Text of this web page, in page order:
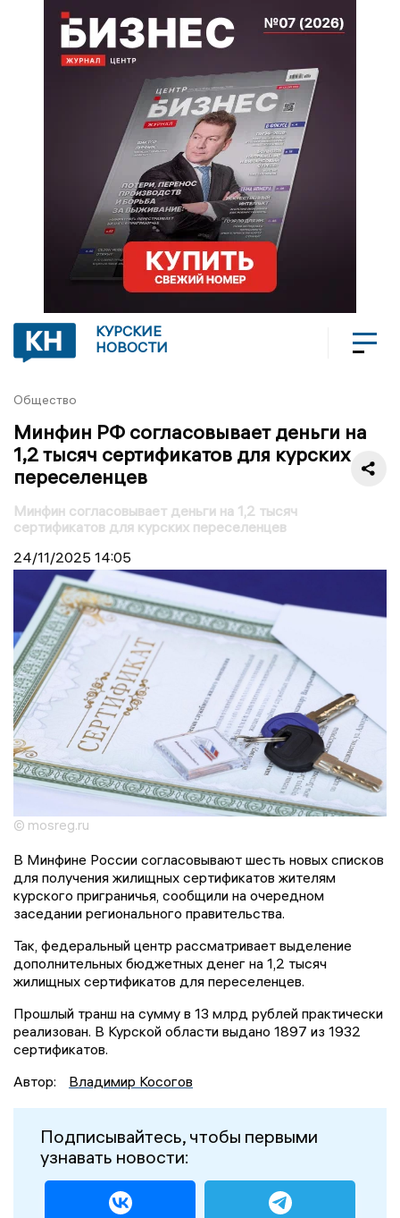
КУРСКИЕ
НОВОСТИ
Общество
Минфин РФ согласовывает деньги на
1,2 тысяч сертификатов для курских
переселенцев
Минфин согласовывает деньги на 1,2 тысяч
сертификатов для курских переселенцев
24/11/2025 14:05
© mosreg.ru
В Минфине России согласовывают шесть новых списков
для получения жилищных сертификатов жителям
курского приграничья, сообщили на очередном
заседании регионального правительства.
Так, федеральный центр рассматривает выделение
дополнительных бюджетных денег на 1,2 тысяч
жилищных сертификатов для переселенцев.
Прошлый транш на сумму в 13 млрд рублей практически
реализован. В Курской области выдано 1897 из 1932
сертификатов.
Автор:
Владимир Косогов
Подписывайтесь, чтобы первыми
узнавать новости: